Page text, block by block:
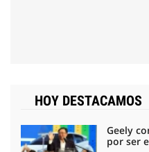
HOY DESTACAMOS
Geely
por ser